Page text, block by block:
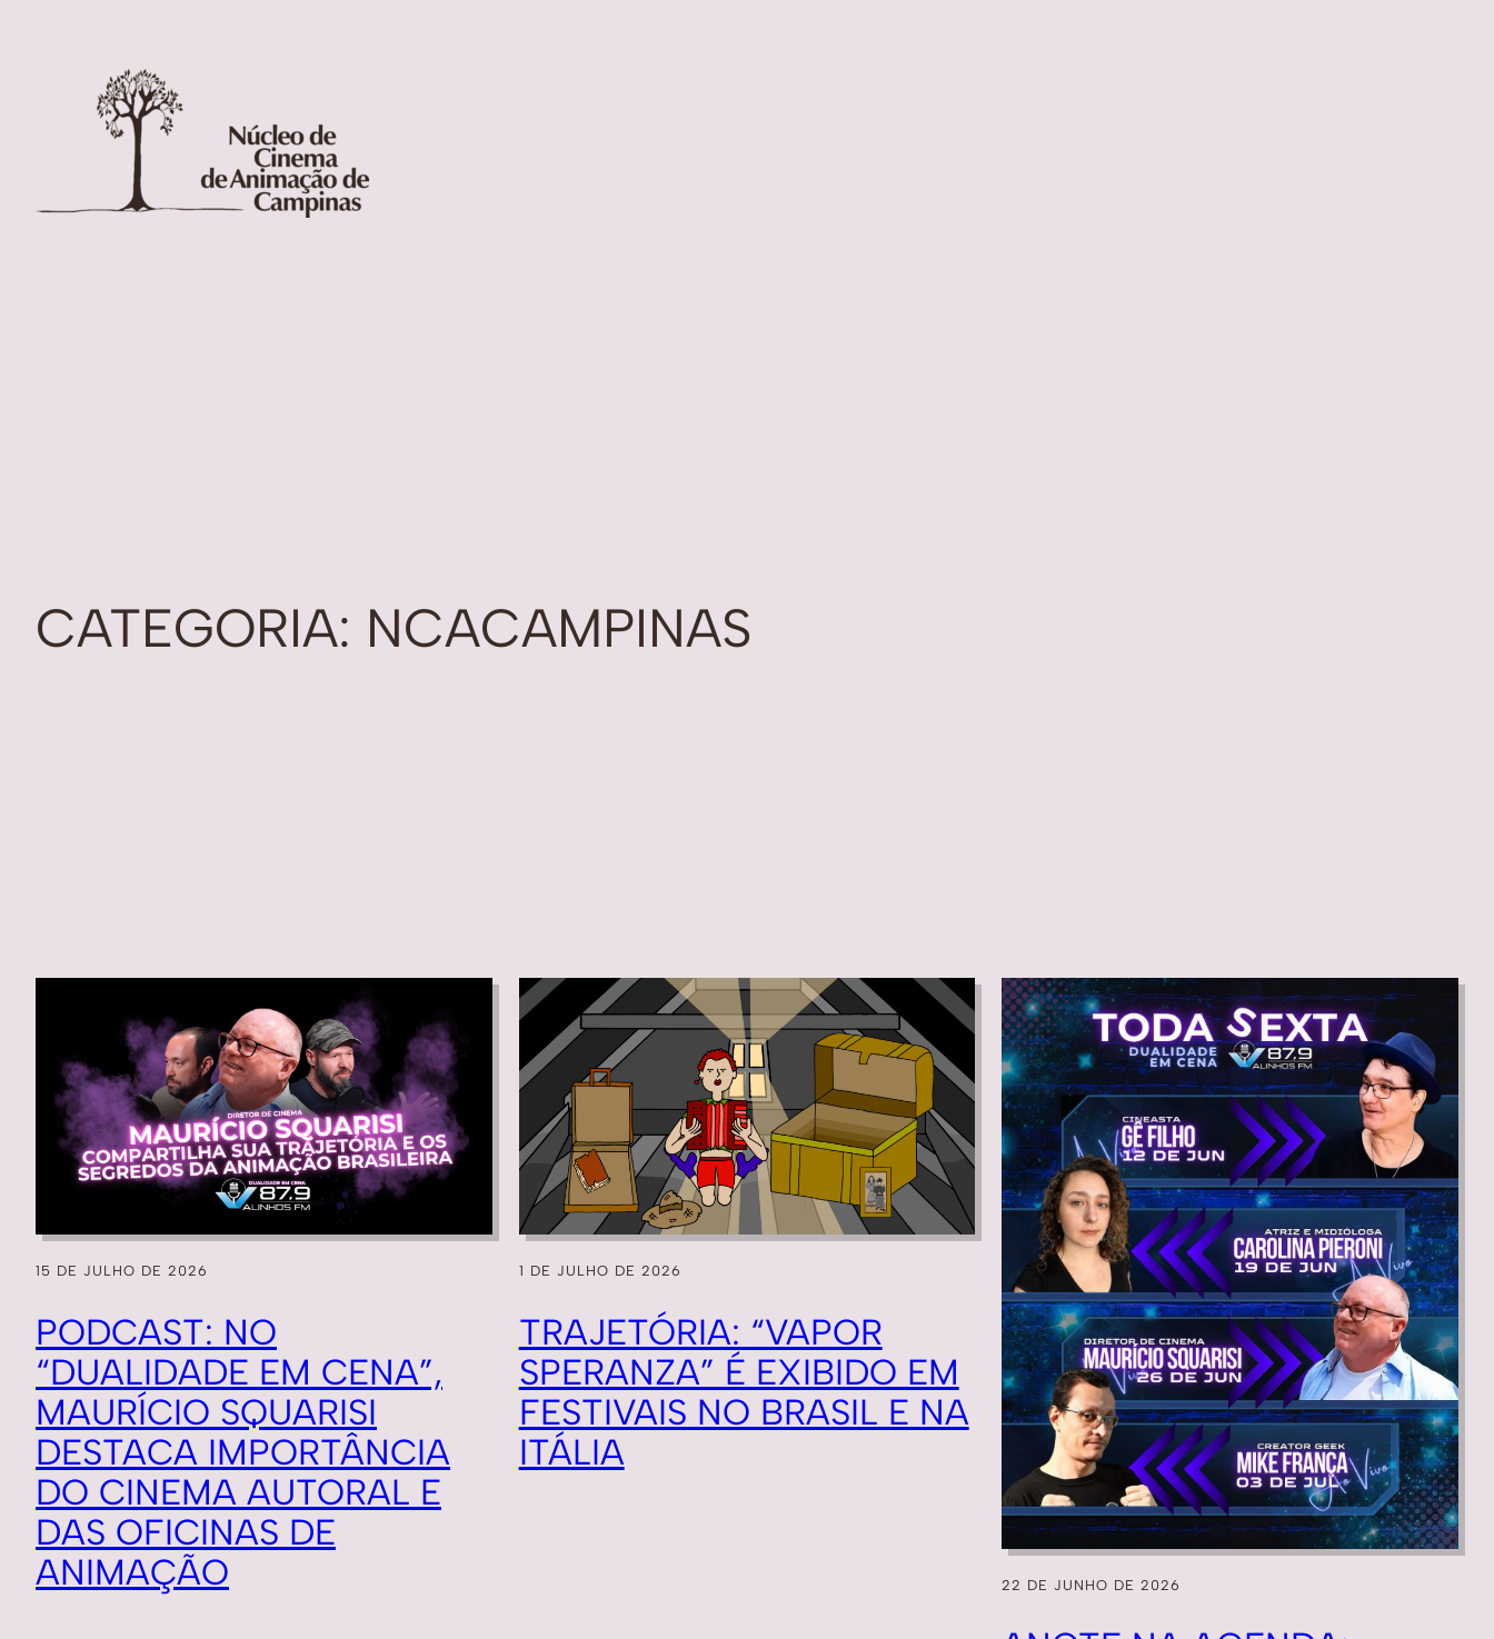
CATEGORIA: NCACAMPINAS
15 DE JULHO DE 2026
PODCAST: NO
“DUALIDADE EM CENA”,
MAURÍCIO SQUARISI
DESTACA IMPORTÂNCIA
DO CINEMA AUTORAL E
DAS OFICINAS DE
ANIMAÇÃO
1 DE JULHO DE 2026
TRAJETÓRIA: “VAPOR
SPERANZA” É EXIBIDO EM
FESTIVAIS NO BRASIL E NA
ITÁLIA
22 DE JUNHO DE 2026